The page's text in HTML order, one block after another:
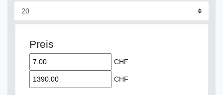
Preis
CHF
CHF